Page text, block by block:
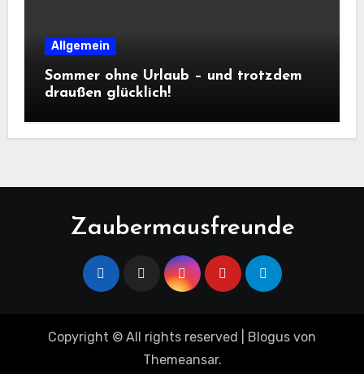
Allgemein
Sommer ohne Urlaub – und trotzdem
draußen glücklich!
Zaubermausfreunde
Copyright © All rights reserved Blogus von
Themeansar.